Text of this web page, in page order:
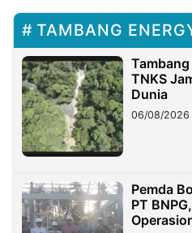
TAMBANG
Tambang
TNKS
Dunia
06/08/2026
Pemda
PT